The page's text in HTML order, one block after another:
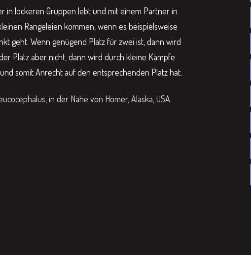
in lockeren Gruppen lebt und mit einem Partner in
Rangeleien kommen, wenn es beispielsweise
geht. Wenn genügend Platz für zwei ist, dann wird
Platz aber nicht, dann wird durch kleine Kämpfe
somit Anrecht auf den entsprechenden Platz hat.
in der Nähe von Homer, Alaska, USA.